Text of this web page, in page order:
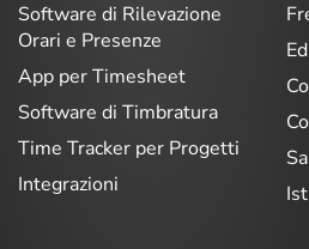
Software di Rilevazione
Orari e Presenze
App per Timesheet
Software di Timbratura
Time Tracker per Progetti
Integrazioni